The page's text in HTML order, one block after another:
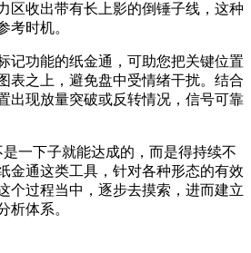
区收出带有长上影的倒锤子线，这种
考时机。
记功能的纸金通，可助您把关键位置
表之上，避免盘中受情绪干扰。结合
出现放量突破或反转情况，信号可靠
一下子就能达成的，而是得持续不
金通这类工具，针对各种形态的有效
个过程当中，逐步去摸索，进而建立
析体系。